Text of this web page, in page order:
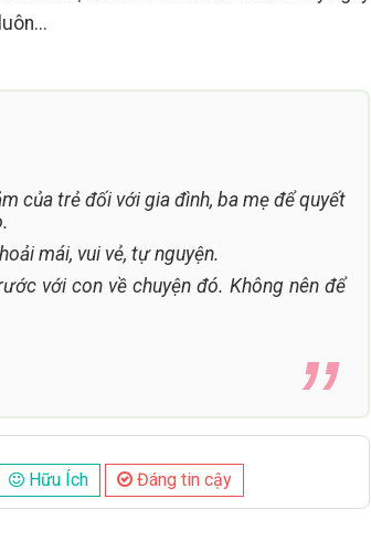
của trẻ đối với gia đình, ba mẹ để quyết
mái, vui vẻ, tự nguyện.
với con về chuyện đó. Không nên để
Hữu Ích Đáng tin cậy